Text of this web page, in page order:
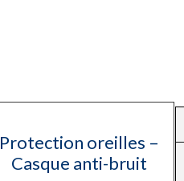
Protection oreilles –
Casque anti-bruit